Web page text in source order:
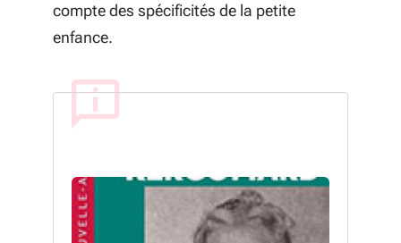
compte des spécificités de la petite
enfance.